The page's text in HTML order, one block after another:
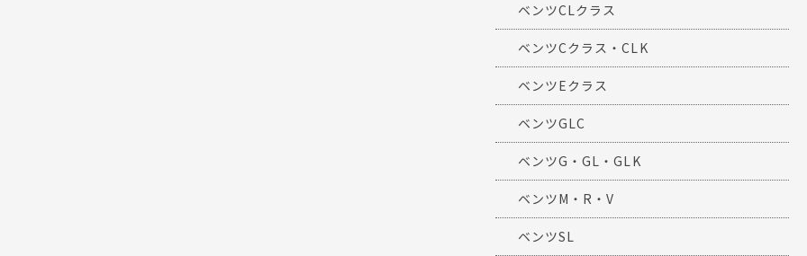
ベンツCLクラス
ベンツCクラス・CLK
ベンツEクラス
ベンツGLC
ベンツG・GL・GLK
ベンツM・R・V
ベンツSL